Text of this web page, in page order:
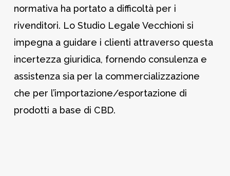
normativa ha portato a difficoltà per i
rivenditori. Lo Studio Legale Vecchioni si
impegna a guidare i clienti attraverso questa
incertezza giuridica, fornendo consulenza e
assistenza sia per la commercializzazione
che per l’importazione/esportazione di
prodotti a base di CBD.